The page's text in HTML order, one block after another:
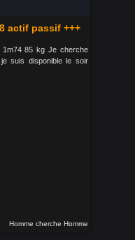
actif passif +++
85 kg Je cherche
suis disponible le soir
Homme cherche Homme